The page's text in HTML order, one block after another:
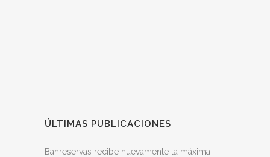
ÚLTIMAS PUBLICACIONES
Banreservas recibe nuevamente la máxima